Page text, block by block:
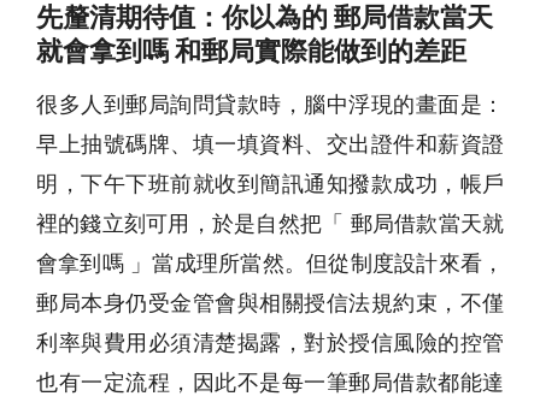
先釐清期待值：你以為的 郵局借款當天
就會拿到嗎 和郵局實際能做到的差距
很多人到郵局詢問貸款時，腦中浮現的畫面是：
早上抽號碼牌、填一填資料、交出證件和薪資證
明，下午下班前就收到簡訊通知撥款成功，帳戶
裡的錢立刻可用，於是自然把「 郵局借款當天就
會拿到嗎 」當成理所當然。但從制度設計來看，
郵局本身仍受金管會與相關授信法規約束，不僅
利率與費用必須清楚揭露，對於授信風險的控管
也有一定流程，因此不是每一筆郵局借款都能達